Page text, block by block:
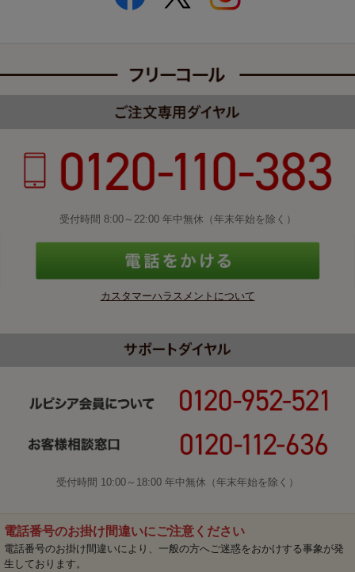
受付時間 8:00～22:00 年中無休（年末年始を除く）
カスタマーハラスメントについて
受付時間 10:00～18:00 年中無休（年末年始を除く）
電話番号のお掛け間違いにご注意ください
電話番号のお掛け間違いにより、一般の方へご迷惑をおかけする事象が発
生しております。